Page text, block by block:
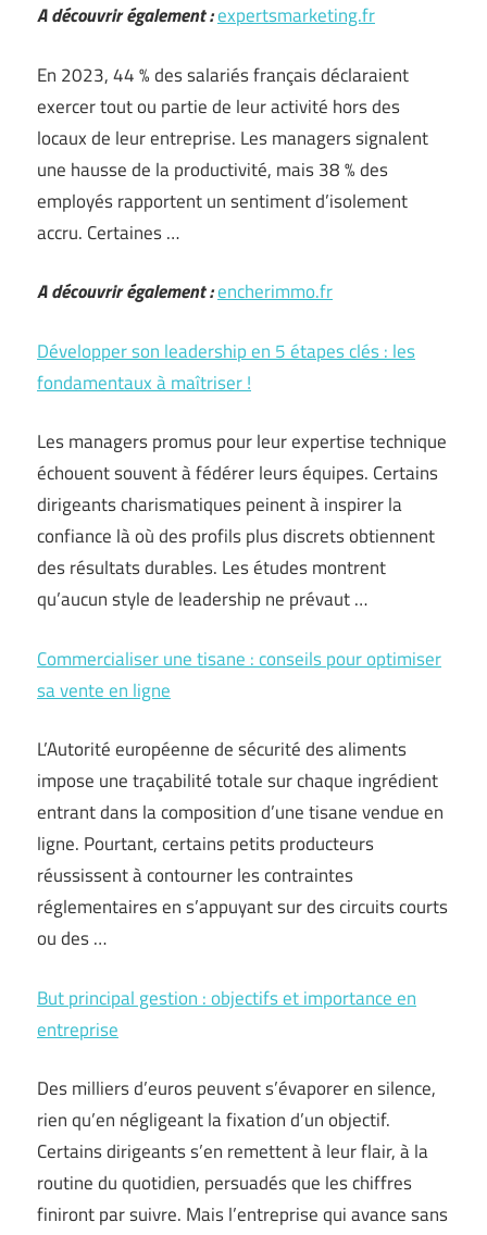
A découvrir également :expertsmarketing.fr
En 2023, 44 % des salariés français déclaraient
exercer tout ou partie de leur activité hors des
locaux de leur entreprise. Les managers signalent
une hausse de la productivité, mais 38 % des
employés rapportent un sentiment d’isolement
accru. Certaines …
A découvrir également :encherimmo.fr
Développer son leadership en 5 étapes clés : les
fondamentaux à maîtriser !
Les managers promus pour leur expertise technique
échouent souvent à fédérer leurs équipes. Certains
dirigeants charismatiques peinent à inspirer la
confiance là où des profils plus discrets obtiennent
des résultats durables. Les études montrent
qu’aucun style de leadership ne prévaut …
Commercialiser une tisane : conseils pour optimiser
sa vente en ligne
L’Autorité européenne de sécurité des aliments
impose une traçabilité totale sur chaque ingrédient
entrant dans la composition d’une tisane vendue en
ligne. Pourtant, certains petits producteurs
réussissent à contourner les contraintes
réglementaires en s’appuyant sur des circuits courts
ou des …
But principal gestion : objectifs et importance en
entreprise
Des milliers d’euros peuvent s’évaporer en silence,
rien qu’en négligeant la fixation d’un objectif.
Certains dirigeants s’en remettent à leur flair, à la
routine du quotidien, persuadés que les chiffres
finiront par suivre. Mais l’entreprise qui avance sans